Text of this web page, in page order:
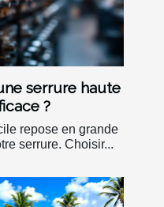
serrure haute
?
repose en grande
serrure. Choisir...